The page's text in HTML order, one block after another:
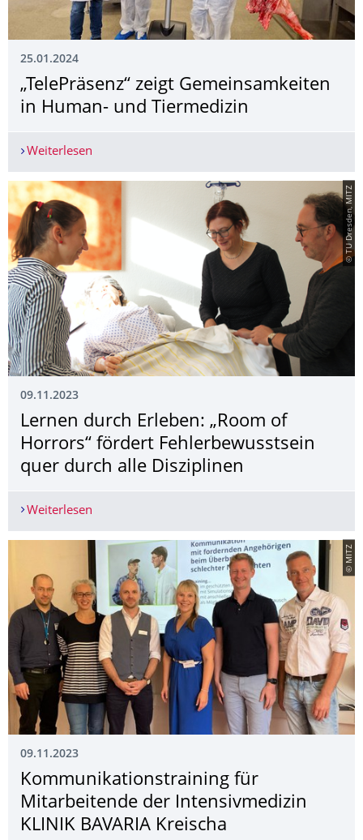
25.01.2024
„TelePräsenz“ zeigt Gemeinsamkeiten
in Human- und Tiermedizin
Weiterlesen
© TU Dresden, MITZ
09.11.2023
Lernen durch Erleben: „Room of
Horrors“ fördert Fehlerbewusstsein
quer durch alle Disziplinen
Weiterlesen
© MITZ
09.11.2023
Kommunikations­training für
Mitarbeitende der Intensivmedizin
KLINIK BAVARIA Kreischa